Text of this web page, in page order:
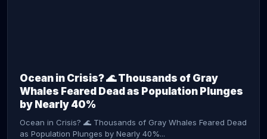
Ocean in Crisis? 🌊 Thousands of Gray
Whales Feared Dead as Population Plunges
by Nearly 40%
Ocean in Crisis? 🌊 Thousands of Gray Whales Feared Dead
as Population Plunges by Nearly 40%...